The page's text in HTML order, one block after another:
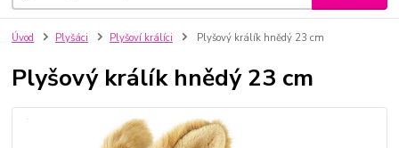
Úvod Plyšáci Plyšoví králíci Plyšový králík hnědý 23 cm
Plyšový králík hnědý 23 cm